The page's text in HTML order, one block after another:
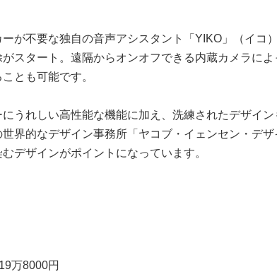
が不要な独自の音声アシスタント「YIKO」（イコ
スタート。遠隔からオンオフできる内蔵カメラに
とも可能です。
うれしい高性能な機能に加え、洗練されたデザイ
界的なデザイン事務所「ヤコブ・イェンセン・デザ
デザインがポイントになっています。
万8000円